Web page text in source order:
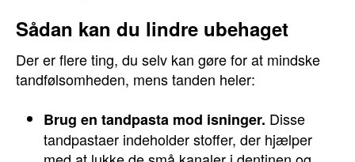
Sådan kan du lindre ubehaget
Der er flere ting, du selv kan gøre for at mindske
tandfølsomheden, mens tanden heler:
Brug en tandpasta mod isninger. Disse
tandpastaer indeholder stoffer, der hjælper